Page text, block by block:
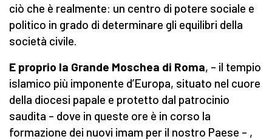
ciò che è realmente: un centro di potere sociale e
politico in grado di determinare gli equilibri della
società civile.
E proprio la Grande Moschea di Roma, – il tempio
islamico più imponente d’Europa, situato nel cuore
della diocesi papale e protetto dal patrocinio
saudita – dove in queste ore è in corso la
formazione dei nuovi imam per il nostro Paese – ,